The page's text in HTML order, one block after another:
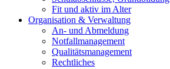
Fit und aktiv im Alter
Organisation & Verwaltung
An- und Abmeldung
Notfallmanagement
Qualitätsmanagement
Rechtliches